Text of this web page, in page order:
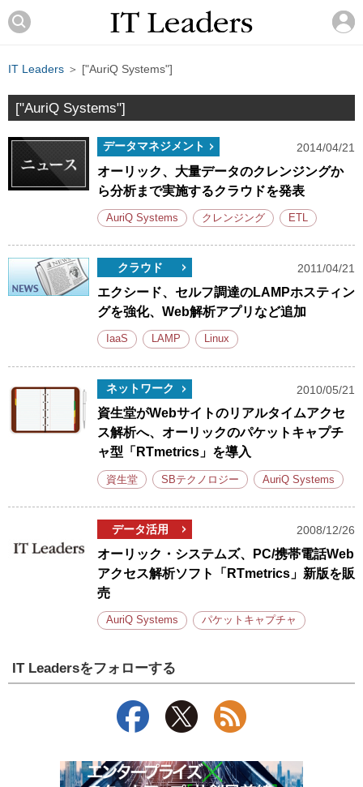
IT Leaders ＞ ["AuriQ Systems"]
["AuriQ Systems"]
データマネジメント 2014/04/21
オーリック、大量データのクレンジングか
ら分析まで実施するクラウドを発表
AuriQ Systems クレンジング ETL
クラウド 2011/04/21
エクシード、セルフ調達のLAMPホスティン
グを強化、Web解析アプリなど追加
IaaS LAMP Linux
ネットワーク 2010/05/21
資生堂がWebサイトのリアルタイムアクセ
ス解析へ、オーリックのパケットキャプチ
ャ型「RTmetrics」を導入
資生堂 SBテクノロジー AuriQ Systems
データ活用 2008/12/26
オーリック・システムズ、PC/携帯電話Web
アクセス解析ソフト「RTmetrics」新版を販
売
AuriQ Systems パケットキャプチャ
IT Leadersをフォローする